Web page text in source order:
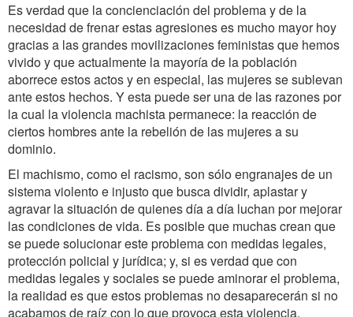
Es verdad que la concienciación del problema y de la
necesidad de frenar estas agresiones es mucho mayor hoy
gracias a las grandes movilizaciones feministas que hemos
vivido y que actualmente la mayoría de la población
aborrece estos actos y en especial, las mujeres se sublevan
ante estos hechos. Y esta puede ser una de las razones por
la cual la violencia machista permanece: la reacción de
ciertos hombres ante la rebelión de las mujeres a su
dominio.
El machismo, como el racismo, son sólo engranajes de un
sistema violento e injusto que busca dividir, aplastar y
agravar la situación de quienes día a día luchan por mejorar
las condiciones de vida. Es posible que muchas crean que
se puede solucionar este problema con medidas legales,
protección policial y jurídica; y, si es verdad que con
medidas legales y sociales se puede aminorar el problema,
la realidad es que estos problemas no desaparecerán si no
acabamos de raíz con lo que provoca esta violencia.